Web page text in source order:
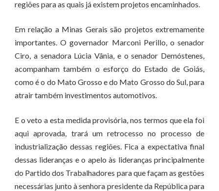
regiões para as quais já existem projetos encaminhados.
Em relação a Minas Gerais são projetos extremamente
importantes. O governador Marconi Perillo, o senador
Ciro, a senadora Lúcia Vânia, e o senador Demóstenes,
acompanham também o esforço do Estado de Goiás,
como é o do Mato Grosso e do Mato Grosso do Sul, para
atrair também investimentos automotivos.
E o veto a esta medida provisória, nos termos que ela foi
aqui aprovada, trará um retrocesso no processo de
industrialização dessas regiões. Fica a expectativa final
dessas lideranças e o apelo às lideranças principalmente
do Partido dos Trabalhadores para que façam as gestões
necessárias junto à senhora presidente da República para